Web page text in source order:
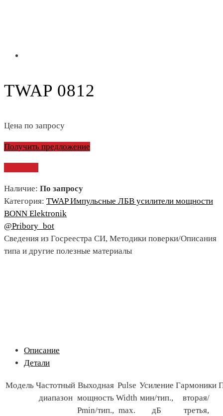
TWAP 0812
Цена по запросу
Получить предложение
Наличие: По запросу
Категория: TWAP Импульсные ЛБВ усилители мощности
BONN Elektronik
@Pribory_bot
Сведения из Госреестра СИ, Методики поверки/Описания
типа и другие полезные материалы
Описание
Детали
Модель Частотный
диапазон
Выходная
мощность
Pmin/тип.,
Pulse
Width
max.
Усиление
мин/тип.,
дБ
Гармоники
вторая/
третья,